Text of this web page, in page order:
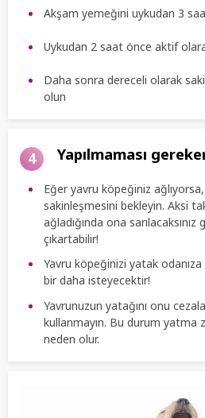
Akşam yemeğini uykudan 3
Uykudan 2 saat önce aktif
Daha sonra dereceli olarak
olun
4 Yapılmaması
Eğer yavru köpeğiniz
sakinleşmesini bekleyin. Aksi
ağladığında ona sarılacaksınız
çıkartabilir!
Yavru köpeğinizi yatak
bir daha isteyecektir!
Yavrunuzun yatağını onu
kullanmayın. Bu durum yatma
neden olur.